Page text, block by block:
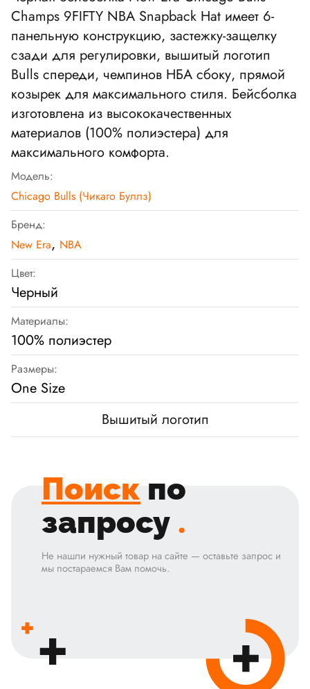
Champs 9FIFTY NBA Snapback Hat имеет 6-
панельную конструкцию, застежку-защелку
сзади для регулировки, вышитый логотип
Bulls спереди, чемпинов НБА сбоку, прямой
козырек для максимального стиля. Бейсболка
изготовлена из высококачественных
материалов (100% полиэстера) для
максимального комфорта.
Модель:
Chicago Bulls (Чикаго Буллз)
Бренд:
New Era, NBA
Цвет:
Черный
Материалы:
100% полиэстер
Размеры:
One Size
Вышитый логотип
Поиск по
запросу .
Не нашли нужный товар на сайте — оставьте запрос и
мы постараемся Вам помочь.